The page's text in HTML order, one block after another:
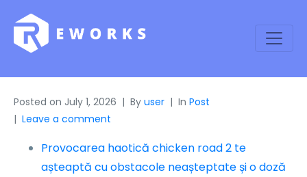
Posted on July 1, 2026 By user In Post
Leave a comment
Provocarea haotică chicken road 2 te
așteaptă cu obstacole neașteptate și o doză